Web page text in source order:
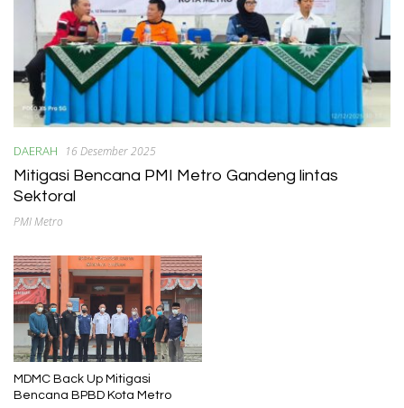
DAERAH 16 Desember 2025
Mitigasi Bencana PMI Metro Gandeng lintas
Sektoral
PMI Metro
MDMC Back Up Mitigasi
Bencana BPBD Kota Metro